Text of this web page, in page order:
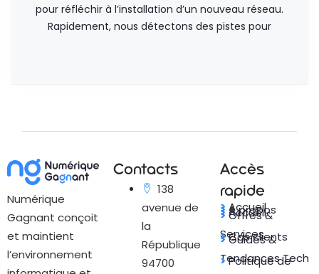
pour réfléchir à l’installation d’un nouveau réseau.
Rapidement, nous détectons des pistes pour
Numérique
Gagnant conçoit
et maintient
l’environnement
Contacts
138
avenue de
la
République
94700
Accès
rapide
> Accueil
> A propos
> Accueil
> Offres &
Services
>Cas clients
>Guides &
Tendances Tech
>Politique de